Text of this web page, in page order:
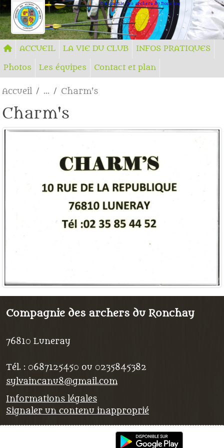
Compagnie des archers du Ronchay
ACCUEIL LA VIE DU CLUB
INFOS PRATIQUES
Photos
Les équipes Contact et plan
Accueil Charm's
Charm's
Compagnie des archers du Ronchay
76810 Luneray
Tél. : 0687125450 ou 0235845382
sylvaincanu8@gmail.com
Informations légales
Signaler un contenu inapproprié
Panneau de gestion des cookies